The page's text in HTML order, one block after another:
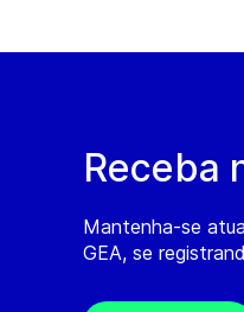
Receba
Mantenha-se
GEA, se